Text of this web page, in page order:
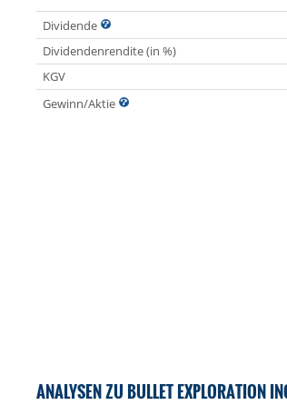
Dividende
Dividendenrendite (in %)
KGV
Gewinn/Aktie
ANALYSEN ZU BULLET EXPLORATION